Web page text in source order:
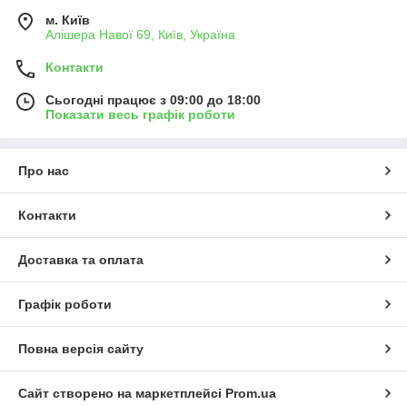
м. Київ
Алішера Навої 69, Київ, Україна
Контакти
Сьогодні працює з 09:00 до 18:00
Показати весь графік роботи
Про нас
Контакти
Доставка та оплата
Графік роботи
Повна версія сайту
Сайт створено на маркетплейсі Prom.ua